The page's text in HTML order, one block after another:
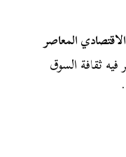
المعاصر
ثقافة السوق